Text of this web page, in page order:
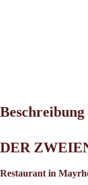
Beschreibung
DER
Restaurant in